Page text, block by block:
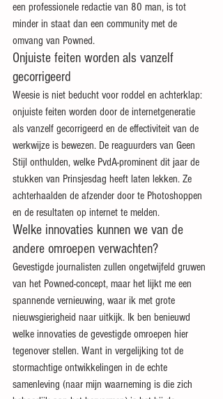
een professionele redactie van 80 man, is tot
minder in staat dan een community met de
omvang van Powned.
Onjuiste feiten worden als vanzelf
gecorrigeerd
Weesie is niet beducht voor roddel en achterklap:
onjuiste feiten worden door de internetgeneratie
als vanzelf gecorrigeerd en de effectiviteit van de
werkwijze is bewezen. De reaguurders van Geen
Stijl onthulden, welke PvdA-prominent dit jaar de
stukken van Prinsjesdag heeft laten lekken. Ze
achterhaalden de afzender door te Photoshoppen
en de resultaten op internet te melden.
Welke innovaties kunnen we van de
andere omroepen verwachten?
Gevestigde journalisten zullen ongetwijfeld gruwen
van het Powned-concept, maar het lijkt me een
spannende vernieuwing, waar ik met grote
nieuwsgierigheid naar uitkijk. Ik ben benieuwd
welke innovaties de gevestigde omroepen hier
tegenover stellen. Want in vergelijking tot de
stormachtige ontwikkelingen in de echte
samenleving (naar mijn waarneming is die zich